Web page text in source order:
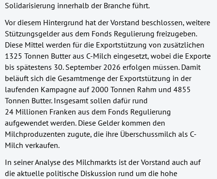
Solidarisierung innerhalb der Branche führt.
Vor diesem Hintergrund hat der Vorstand beschlossen, weitere
Stützungsgelder aus dem Fonds Regulierung freizugeben.
Diese Mittel werden für die Exportstützung von zusätzlichen
1325 Tonnen Butter aus C-Milch eingesetzt, wobei die Exporte
bis spätestens 30. September 2026 erfolgen müssen. Damit
beläuft sich die Gesamtmenge der Exportstützung in der
laufenden Kampagne auf 2000 Tonnen Rahm und 4855
Tonnen Butter. Insgesamt sollen dafür rund
24 Millionen Franken aus dem Fonds Regulierung
aufgewendet werden. Diese Gelder kommen den
Milchproduzenten zugute, die ihre Überschussmilch als C-
Milch verkaufen.
In seiner Analyse des Milchmarkts ist der Vorstand auch auf
die aktuelle politische Diskussion rund um die hohe